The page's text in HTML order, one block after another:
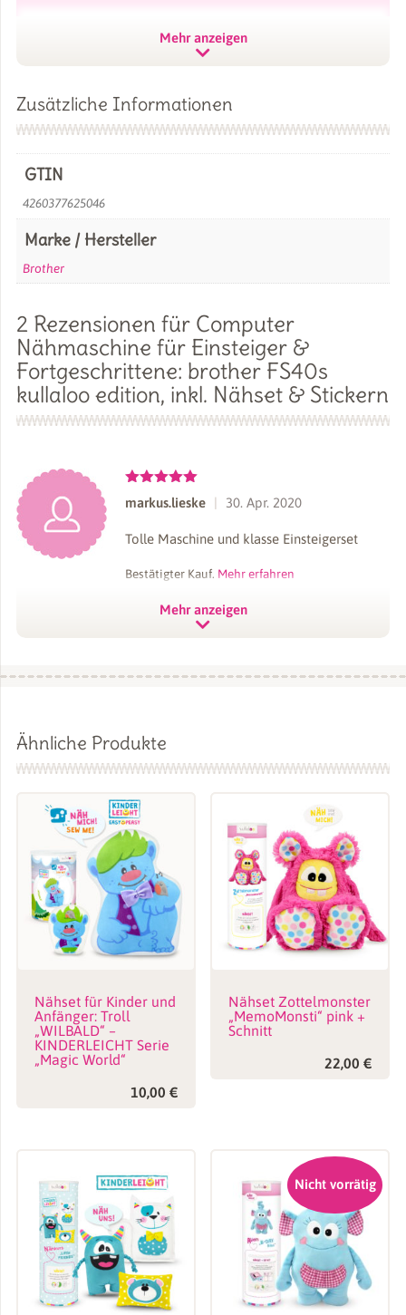
Mehr anzeigen
Zusätzliche Informationen
GTIN
4260377625046
Marke / Hersteller
Brother
2 Rezensionen für Computer
Nähmaschine für Einsteiger &
Fortgeschrittene: brother FS40s
kullaloo edition, inkl. Nähset & Stickern
Bewertet
mit5von
markus.lieske 30. Apr. 2020
Tolle Maschine und klasse Einsteigerset
Bestätigter Kauf. Mehr erfahren
Bewertet
empfohlen bekommen. Super einfach zu
bedienen und gut verständlich! Gutes
Kauf nicht bestätigt.Mehr erfahren
Füge deine Rezension hinzu
Felder sind mit*markiert
Deine Bewertung*
Name*
E-Mail*
Mehr anzeigen
Ähnliche Produkte
Nähset für Kinder und
Anfänger: Troll
„WILBALD“ –
KINDERLEICHT Serie
„Magic World“
10,00 €
Nähset Zottelmonster
„MemoMonsti“ pink +
Schnitt
22,00€
Nicht vorrätig